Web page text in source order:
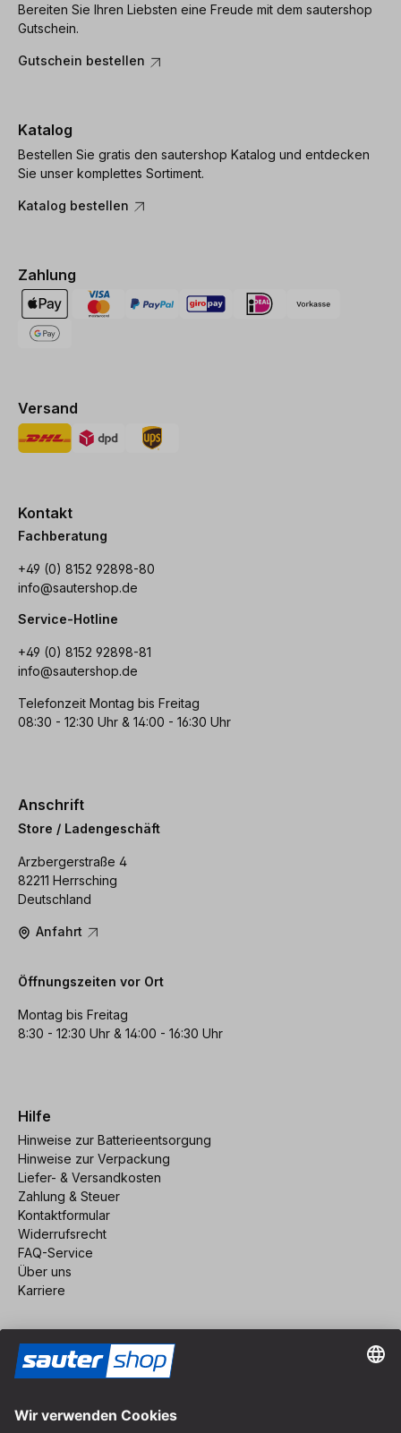
Bereiten Sie Ihren Liebsten eine Freude mit dem sautershop
Gutschein.
Gutschein bestellen
Katalog
Bestellen Sie gratis den sautershop Katalog und entdecken
Sie unser komplettes Sortiment.
Katalog bestellen
Zahlung
Versand
Kontakt
Fachberatung
+49 (0) 8152 92898-80
info@sautershop.de
Service-Hotline
+49 (0) 8152 92898-81
info@sautershop.de
Telefonzeit Montag bis Freitag
08:30 - 12:30 Uhr & 14:00 - 16:30 Uhr
Anschrift
Store / Ladengeschäft
Arzbergerstraße 4
82211 Herrsching
Deutschland
Anfahrt
Öffnungszeiten vor Ort
Montag bis Freitag
8:30 - 12:30 Uhr & 14:00 - 16:30 Uhr
Hilfe
Hinweise zur Batterieentsorgung
Hinweise zur Verpackung
Liefer- & Versandkosten
Zahlung & Steuer
Kontaktformular
Widerrufsrecht
FAQ-Service
Über uns
Karriere